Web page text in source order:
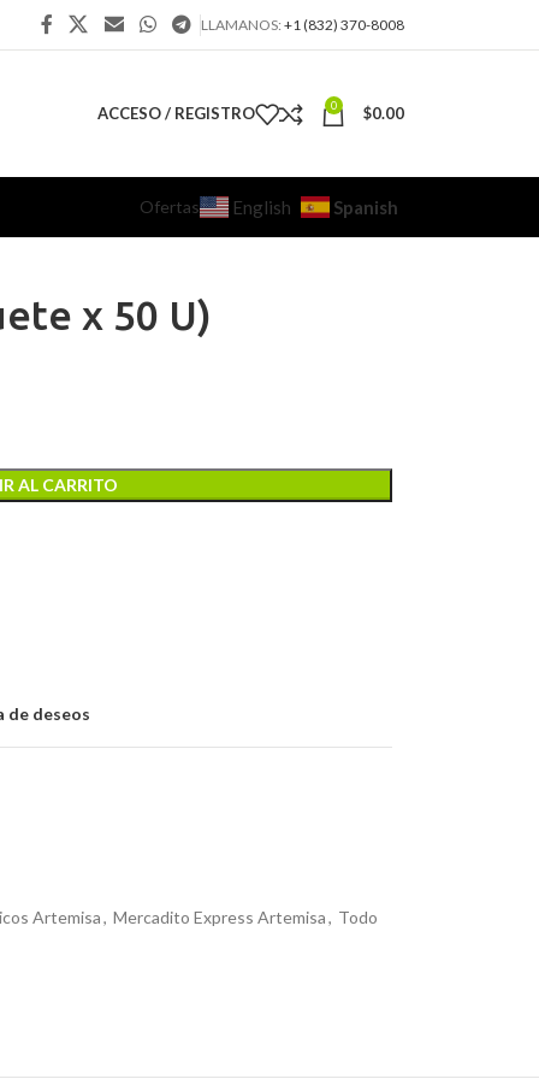
LLAMANOS: +1 (832) 370-8008
ACCESO / REGISTRO 0 $0.00
Ofertas English Spanish
x 50 U)
AL CARRITO
de deseos
Artemisa, Mercadito Express Artemisa, Todo